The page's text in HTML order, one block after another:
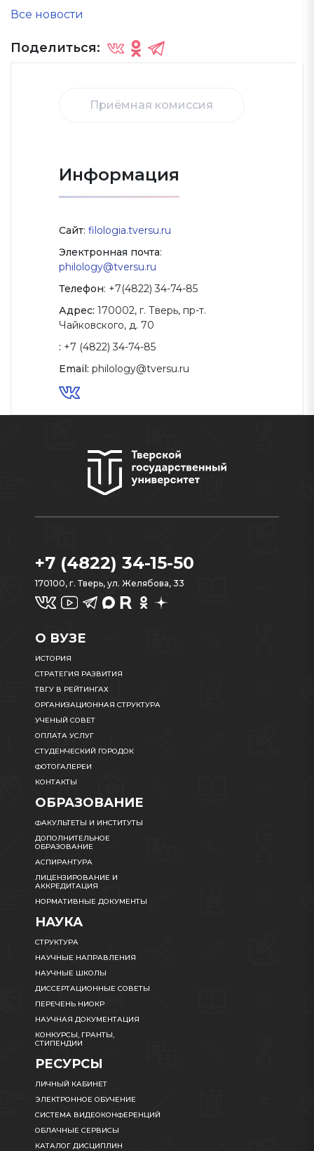
Все новости
Поделиться:
Приёмная комиссия
Информация
Сайт: filologia.tversu.ru
Электронная почта:
philology@tversu.ru
Телефон: +7(4822) 34-74-85
Адрес: 170002, г. Тверь, пр-т.
Чайковского, д. 70
: +7 (4822) 34-74-85
Email: philology@tversu.ru
+7 (4822) 34-15-50
170100, г. Тверь, ул. Желябова, 33
О ВУЗЕ
ИСТОРИЯ
СТРАТЕГИЯ РАЗВИТИЯ
ТВГУ В РЕЙТИНГАХ
ОРГАНИЗАЦИОННАЯ СТРУКТУРА
УЧЕНЫЙ СОВЕТ
ОПЛАТА УСЛУГ
СТУДЕНЧЕСКИЙ ГОРОДОК
ФОТОГАЛЕРЕИ
КОНТАКТЫ
ОБРАЗОВАНИЕ
ФАКУЛЬТЕТЫ И ИНСТИТУТЫ
ДОПОЛНИТЕЛЬНОЕ
ОБРАЗОВАНИЕ
АСПИРАНТУРА
ЛИЦЕНЗИРОВАНИЕ И
АККРЕДИТАЦИЯ
НОРМАТИВНЫЕ ДОКУМЕНТЫ
НАУКА
СТРУКТУРА
НАУЧНЫЕ НАПРАВЛЕНИЯ
НАУЧНЫЕ ШКОЛЫ
ДИССЕРТАЦИОННЫЕ СОВЕТЫ
ПЕРЕЧЕНЬ НИОКР
НАУЧНАЯ ДОКУМЕНТАЦИЯ
КОНКУРСЫ, ГРАНТЫ,
СТИПЕНДИИ
РЕСУРСЫ
ЛИЧНЫЙ КАБИНЕТ
ЭЛЕКТРОННОЕ ОБУЧЕНИЕ
СИСТЕМА ВИДЕОКОНФЕРЕНЦИЙ
ОБЛАЧНЫЕ СЕРВИСЫ
КАТАЛОГ ДИСЦИПЛИН